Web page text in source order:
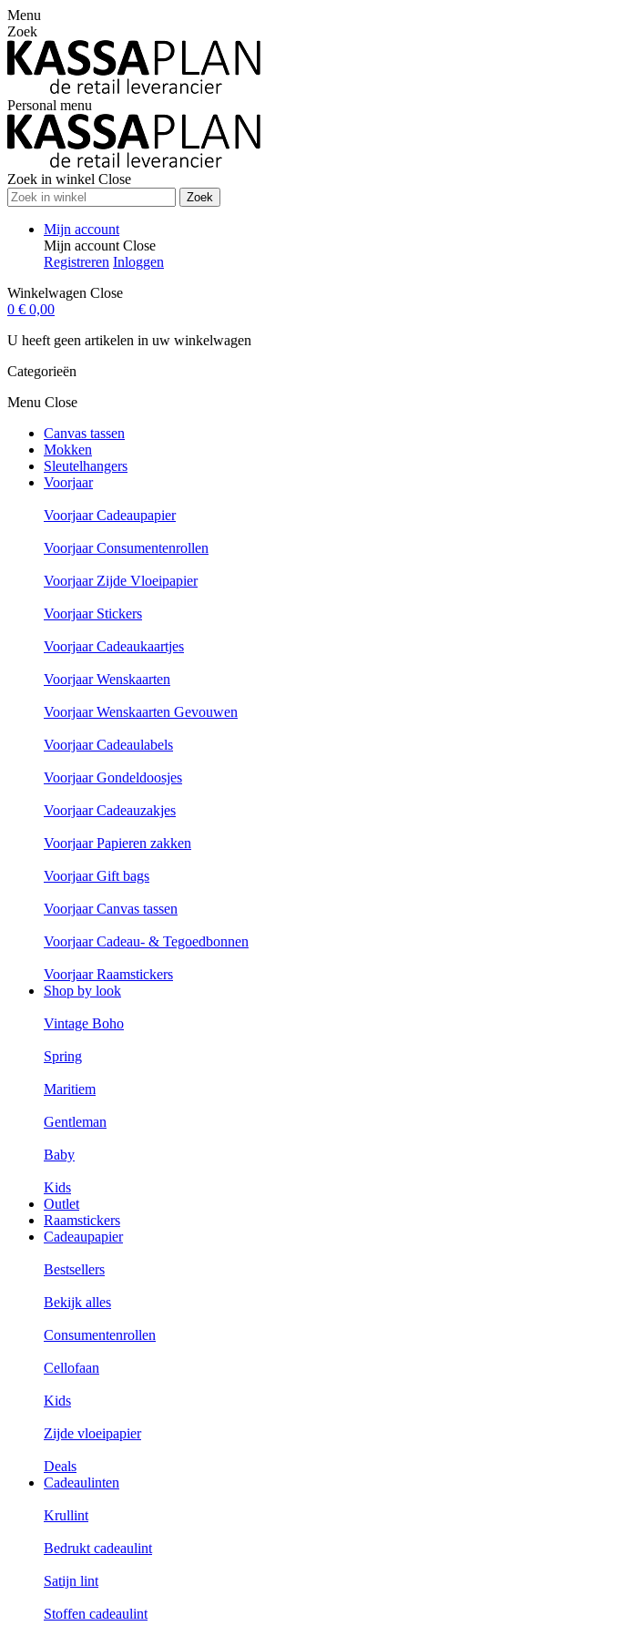
Menu
Zoek
Personal menu
Zoek in winkel Close
Zoek
Mijn account
Mijn account Close
Registreren Inloggen
Winkelwagen Close
0 € 0,00
U heeft geen artikelen in uw winkelwagen
Categorieën
Menu Close
Canvas tassen
Mokken
Sleutelhangers
Voorjaar
Voorjaar Cadeaupapier
Voorjaar Consumentenrollen
Voorjaar Zijde Vloeipapier
Voorjaar Stickers
Voorjaar Cadeaukaartjes
Voorjaar Wenskaarten
Voorjaar Wenskaarten Gevouwen
Voorjaar Cadeaulabels
Voorjaar Gondeldoosjes
Voorjaar Cadeauzakjes
Voorjaar Papieren zakken
Voorjaar Gift bags
Voorjaar Canvas tassen
Voorjaar Cadeau- & Tegoedbonnen
Voorjaar Raamstickers
Shop by look
Vintage Boho
Spring
Maritiem
Gentleman
Baby
Kids
Outlet
Raamstickers
Cadeaupapier
Bestsellers
Bekijk alles
Consumentenrollen
Cellofaan
Kids
Zijde vloeipapier
Deals
Cadeaulinten
Krullint
Bedrukt cadeaulint
Satijn lint
Stoffen cadeaulint